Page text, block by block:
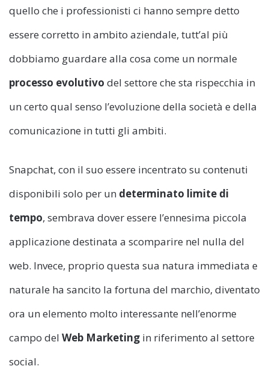
quello che i professionisti ci hanno sempre detto
essere corretto in ambito aziendale, tutt’al più
dobbiamo guardare alla cosa come un normale
processo evolutivo del settore che sta rispecchia in
un certo qual senso l’evoluzione della società e della
comunicazione in tutti gli ambiti.
Snapchat, con il suo essere incentrato su contenuti
disponibili solo per un determinato limite di
tempo, sembrava dover essere l’ennesima piccola
applicazione destinata a scomparire nel nulla del
web. Invece, proprio questa sua natura immediata e
naturale ha sancito la fortuna del marchio, diventato
ora un elemento molto interessante nell’enorme
campo del Web Marketing in riferimento al settore
social.